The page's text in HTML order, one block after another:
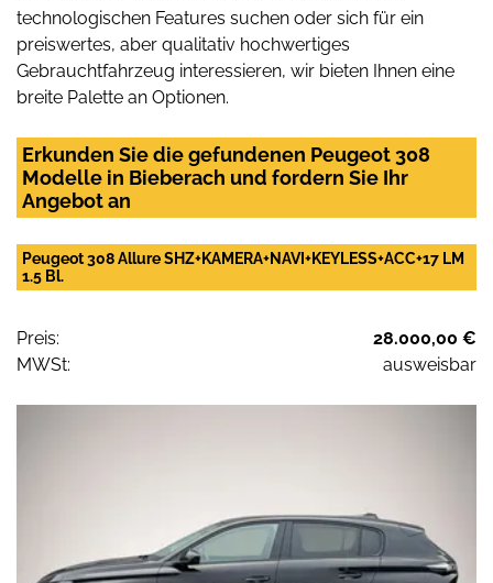
technologischen Features suchen oder sich für ein
preiswertes, aber qualitativ hochwertiges
Gebrauchtfahrzeug interessieren, wir bieten Ihnen eine
breite Palette an Optionen.
Erkunden Sie die gefundenen Peugeot 308
Modelle in Bieberach und fordern Sie Ihr
Angebot an
Peugeot 308 Allure SHZ+KAMERA+NAVI+KEYLESS+ACC+17 LM
1.5 Bl.
Preis:
28.000,00 €
MWSt:
ausweisbar